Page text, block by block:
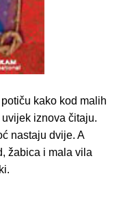
kako kod malih
iznova čitaju.
nastaju dvije. A
žabica i mala vila